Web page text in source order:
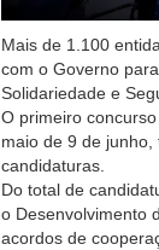
Mais de 1.100
com o Governo
Solidariedade e
O primeiro
maio de 9 de
candidaturas.
Do total de
o Desenvolvimento
acordos de